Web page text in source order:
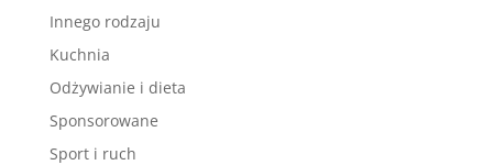
Innego rodzaju
Kuchnia
Odżywianie i dieta
Sponsorowane
Sport i ruch